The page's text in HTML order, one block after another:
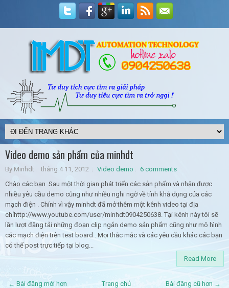
Video demo sản phẩm của minhdt
By Minhdt tháng 4 11, 2012 Video demo
6 comments
Chào các bạn Sau một thời gian phát triển các sản phẩm và nhận được
nhiều yêu cầu demo cũng như nhiều nghi ngờ về tính khả dụng của các
mạch điện . Chính vì vậy minhdt đã mở thêm một kênh video tại địa
chỉhttp://www.youtube.com/user/minhdt0904250638. Tại kênh này tôi sẽ
lần lượt đăng tải những đoạn clip ngắn demo sản phẩm cũng như mô hình
các mạch điện trên test board . Mọi thắc mắc và các yêu cầu khác các bạn
có thể post trực tiếp tại blog...
Read More
← Bài đăng mới hơn Bài đăng cũ hơn →
Trang chủ